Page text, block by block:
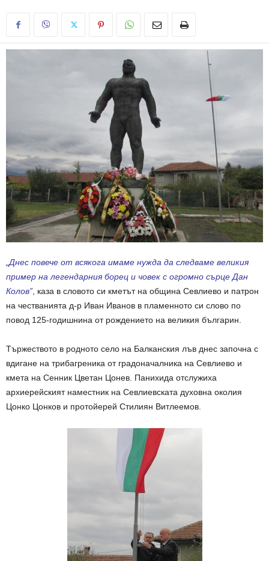
„Днес повече от всякога имаме нужда да следваме великия
пример на легендарния борец и човек с огромно сърце Дан
Колов” , каза в словото си кметът на община Севлиево и патрон
на честванията д-р Иван Иванов в пламенното си слово по
повод 125-годишнина от рождението на великия българин.
Тържеството в родното село на Балканския лъв днес започна с
вдигане на трибагреника от градоначалника на Севлиево и
кмета на Сенник Цветан Цонев. Панихида отслужиха
архиерейският наместник на Севлиевската духовна околия
Цонко Цонков и протойерей Стилиян Витлеемов.